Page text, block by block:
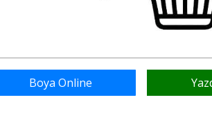
Boya Online